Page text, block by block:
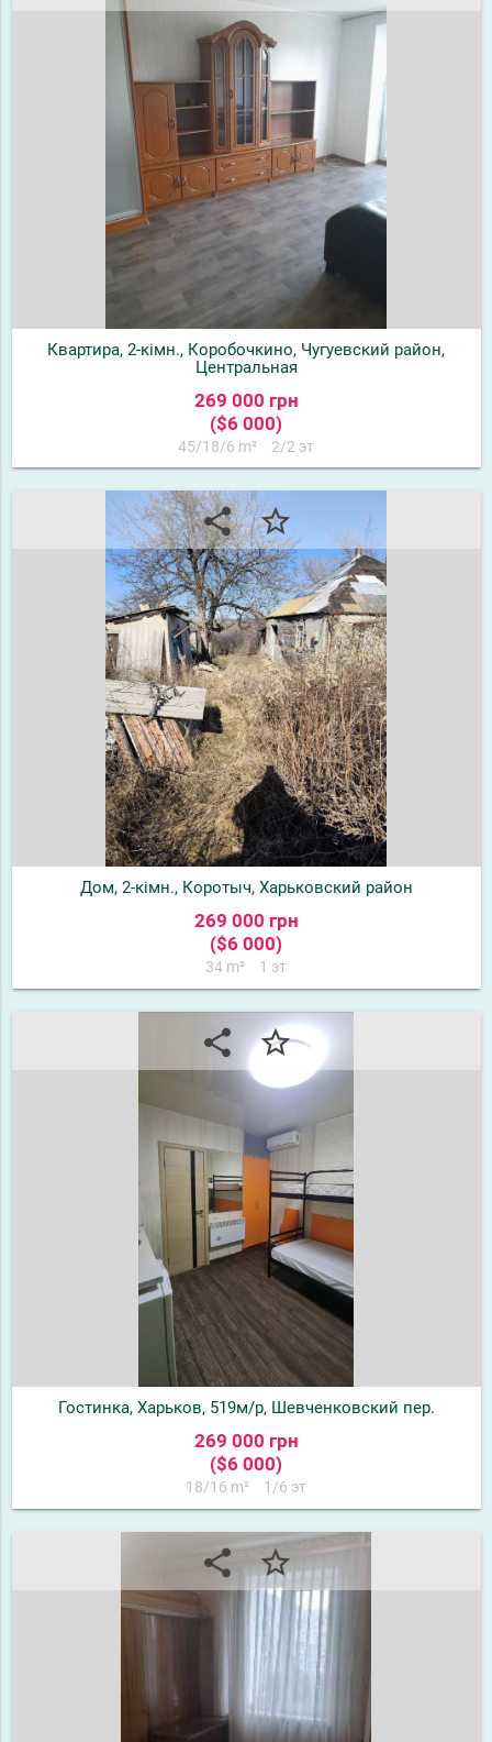
Квартира, 2-кімн., Коробочкино, Чугуевский район,
Центральная
269 000 грн
($6 000)
45/18/6 m² 2/2 эт
share star_border
Дом, 2-кімн., Коротыч, Харьковский район
269 000 грн
($6 000)
34 m² 1 эт
share star_border
Гостинка, Харьков, 519м/р, Шевченковский пер.
269 000 грн
($6 000)
18/16 m² 1/6 эт
share star_border